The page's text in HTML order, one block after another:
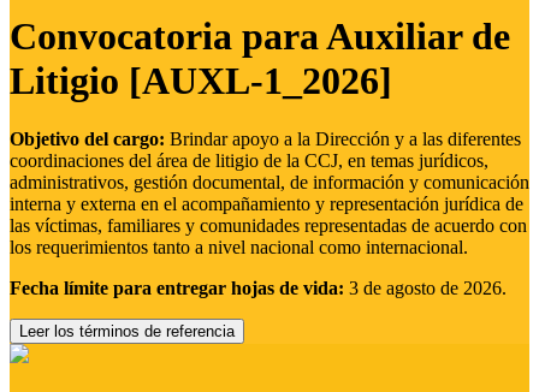
Convocatoria para Auxiliar de
Litigio [AUXL-1_2026]
Objetivo del cargo: Brindar apoyo a la Dirección y a las diferentes
coordinaciones del área de litigio de la CCJ, en temas jurídicos,
administrativos, gestión documental, de información y comunicación
interna y externa en el acompañamiento y representación jurídica de
las víctimas, familiares y comunidades representadas de acuerdo con
los requerimientos tanto a nivel nacional como internacional.
Fecha límite para entregar hojas de vida: 3 de agosto de 2026.
Leer los términos de referencia